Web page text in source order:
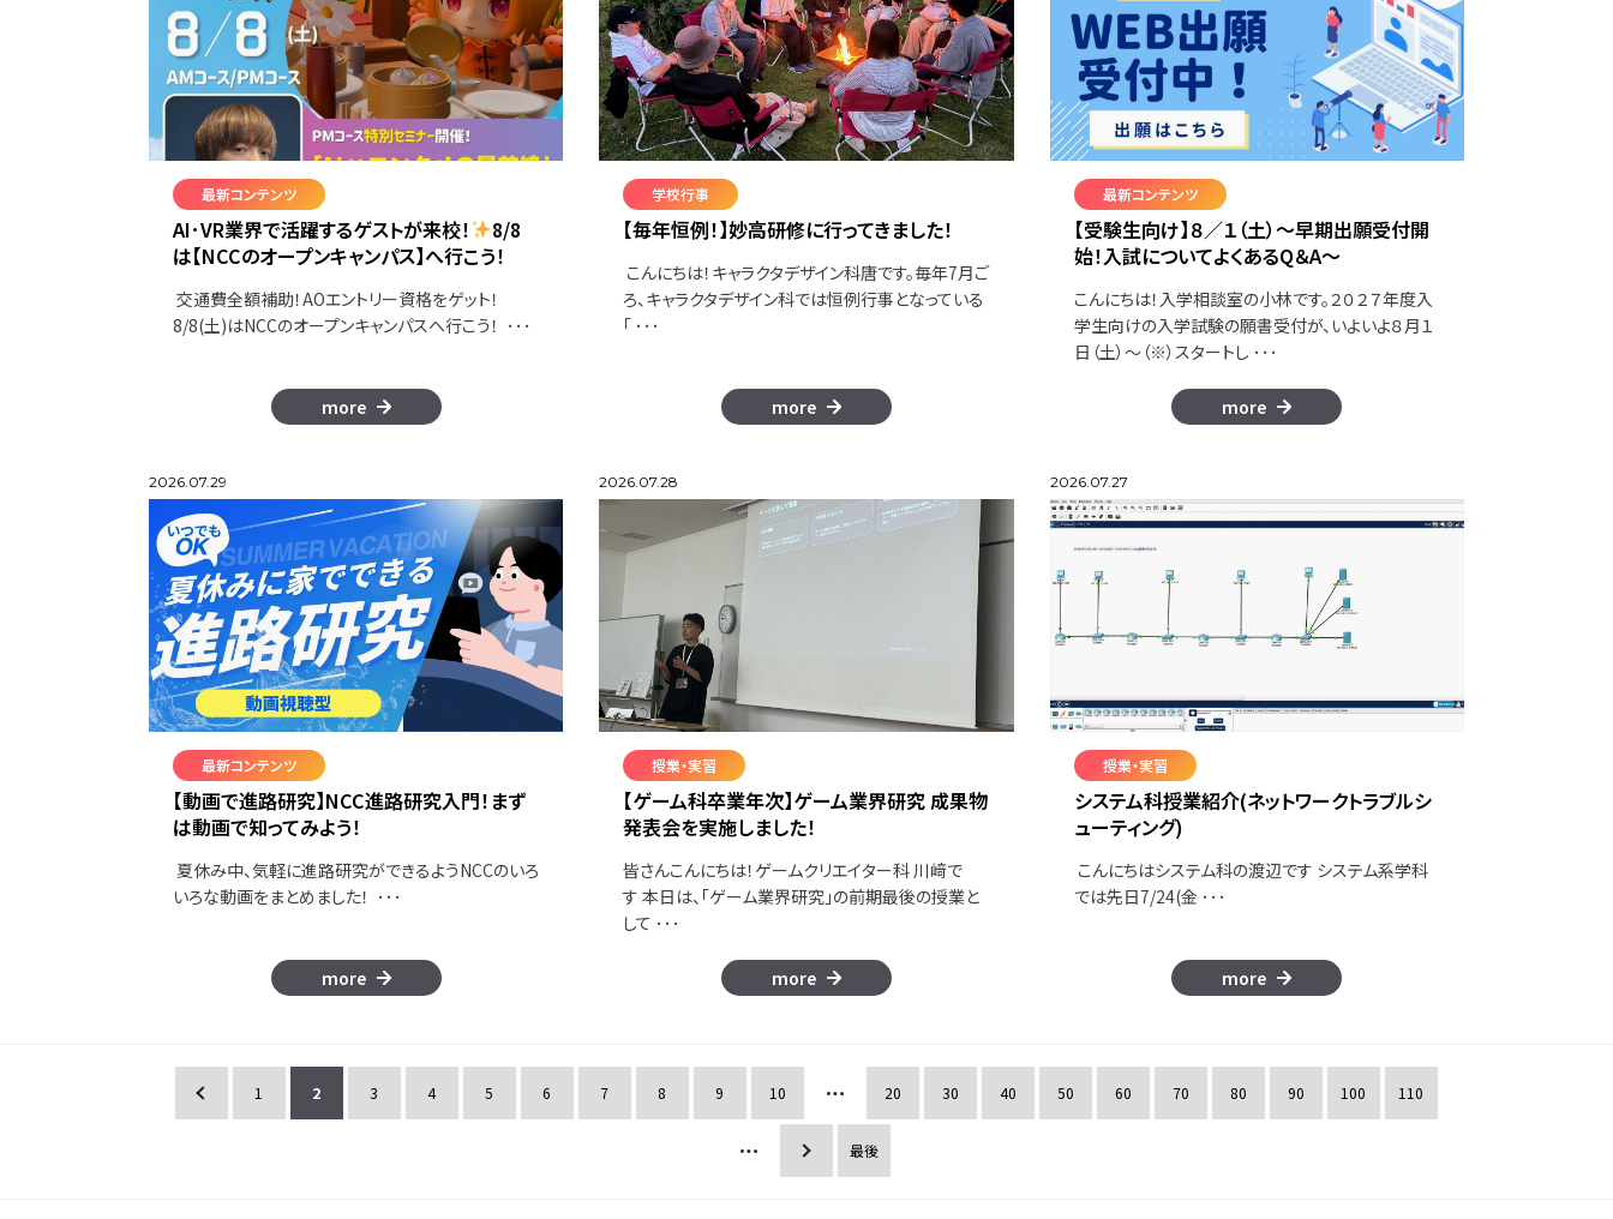
最新コンテンツ
AI･VR業界で活躍するゲストが来校！
8/8
は【NCCのオープンキャンパス】へ行こう！
交通費全額補助！AOエントリー資格をゲット！
8/8(土)はNCCのオープンキャンパスへ行こう！ ･･･
more
学校行事
【毎年恒例！】妙高研修に行ってきました！
こんにちは！キャラクタデザイン科唐です。毎年7月ご
ろ、キャラクタデザイン科では恒例行事となっている
「 ･･･
more
最新コンテンツ
【受験生向け】８／１（土）～早期出願受付開
始！入試についてよくあるQ＆A～
こんにちは！入学相談室の小林です。２０２７年度入
学生向けの入学試験の願書受付が、いよいよ８月１
日（土）～（※）スタートし ･･･
more
2026.07.29
最新コンテンツ
【動画で進路研究】NCC進路研究入門！まず
は動画で知ってみよう！
夏休み中、気軽に進路研究ができるようNCCのいろ
いろな動画をまとめました！ ･･･
more
2026.07.28
授業・実習
【ゲーム科卒業年次】ゲーム業界研究 成果物
発表会を実施しました！
皆さんこんにちは！ゲームクリエイター科 川﨑で
す 本日は、「ゲーム業界研究」の前期最後の授業と
して ･･･
more
2026.07.27
授業・実習
システム科授業紹介(ネットワークトラブルシ
ューティング)
こんにちはシステム科の渡辺です システム系学科
では先日7/24(金 ･･･
more
« 1 2 3 4 5 6 7 8 9 10 20 30 40 50 60 70 80 90 100 110
» 最後